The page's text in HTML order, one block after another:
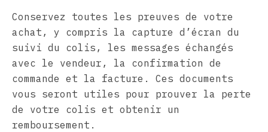
Conservez toutes les preuves de votre
achat, y compris la capture d’écran du
suivi du colis, les messages échangés
avec le vendeur, la confirmation de
commande et la facture. Ces documents
vous seront utiles pour prouver la perte
de votre colis et obtenir un
remboursement.